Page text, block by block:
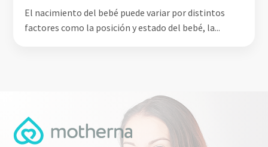
El nacimiento del bebé puede variar por distintos
factores como la posición y estado del bebé, la...